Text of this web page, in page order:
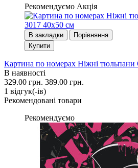
Рекомендуємо Акція
В закладки
Порівняння
Купити
Картина по номерах Ніжні тюльпани
В наявності
329.00 грн. 389.00 грн.
1 вiдгук(-iв)
Рекомендовані товари
Рекомендуємо